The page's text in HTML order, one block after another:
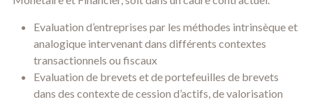
Evaluation d’entreprises par les méthodes intrinsèque et
analogique intervenant dans différents contextes
transactionnels ou fiscaux
Evaluation de brevets et de portefeuilles de brevets
dans des contexte de cession d’actifs, de valorisation